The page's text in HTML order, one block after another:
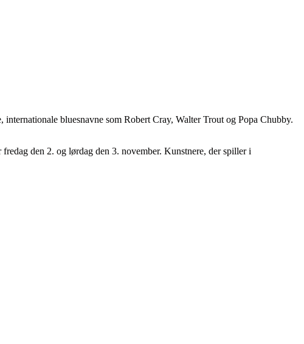
bluesnavne som Robert Cray, Walter Trout og Popa Chubby.
den 2. og lørdag den 3. november. Kunstnere, der spiller i